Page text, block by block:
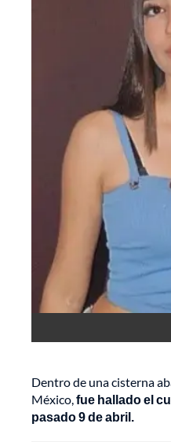
Dentro de una cisterna
México,fue hallado el
pasado 9 de abril.